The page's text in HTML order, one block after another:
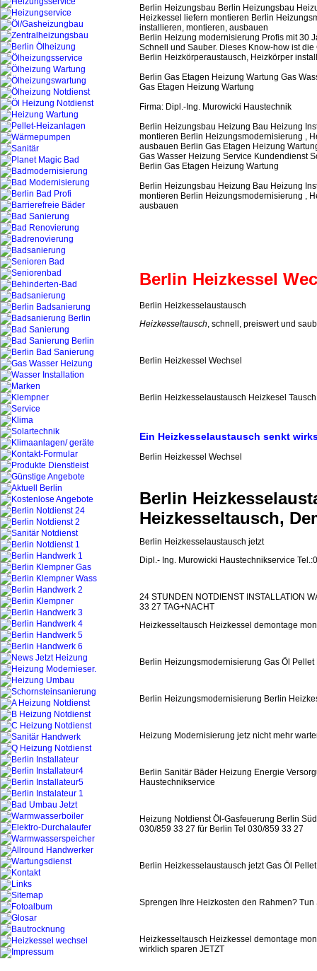
Berlin Heizungsbau Berlin Heizungsbau
Heizkessel liefern montieren Berlin
installieren, montieren, ausbauen
Berlin Heizung modernisierung Profis mit 30
Schnell und Sauber. Dieses Know-how ist
Berlin Heizkörperaustausch, Heizkörper
Berlin Gas Etagen Heizung Wartung Gas
Gas Etagen Heizung Wartung
Firma: Dipl.-Ing. Murowicki Haustechnik
Berlin Heizungsbau Heizung Bau Heizung
montieren Berlin Heizungsmodernisierung ,
ausbauen Berlin Gas Etagen Heizung
Gas Wasser Heizung Service Kundendienst
Berlin Gas Etagen Heizung Wartung
Berlin Heizungsbau Heizung Bau Heizung
montieren Berlin Heizungsmodernisierung ,
ausbauen
Berlin Heizkessel
Berlin Heizkesselaustausch
Heizkesseltausch , schnell, preiswert und
Berlin Heizkessel Wechsel
Berlin Heizkesselaustausch Heizkesel
Ein Heizkesselaustausch senkt
Berlin Heizkessel Wechsel
Berlin
Heizkesseltausch,
Berlin Heizkesselaustausch jetzt
Dipl.- Ing. Murowicki Haustechnikservice
24 STUNDEN NOTDIENST INSTALLATION
33 27 TAG+NACHT
Heizkesseltausch Heizkessel demontage
Berlin Heizungsmodernisierung Gas Öl
Berlin Heizungsmodernisierung Berlin
Heizung Modernisierung jetz nicht mehr
Berlin Sanitär Bäder Heizung Energie
Haustechnikservice
Heizung Notdienst Öl-Gasfeuerung Berlin
030/859 33 27 für Berlin Tel 030/859 33 27
Berlin Heizkesselaustausch jetzt Gas Öl
Sprengen Ihre Heizkosten den Rahmen?
Heizkesseltausch Heizkessel demontage
wirklich sparen JETZT